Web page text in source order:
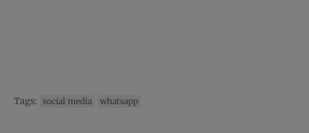
Tags: social media whatsapp